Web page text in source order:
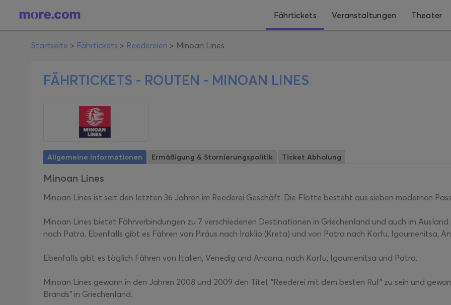
Fährtickets Veranstaltungen Theater
Startseite > Fährtickets > Reedereien > Minoan Lines
FÄHRTICKETS - ROUTEN - MINOAN LINES
Allgemeine Informationen Ermäßigung & Stornierungspolitik Ticket Abholung
Minoan Lines
Minoan Lines ist seit den letzten 36 Jahren im Reederei Geschäft. Die Flotte besteht aus sieben modernen
Minoan Lines bietet Fährverbindungen zu 7 verschiedenen Destinationen in Griechenland und auch im
nach Patra. Ebenfalls gibt es Fähren von Piräus nach Iraklio (Kreta) und von Patra nach Korfu, Igoumenitsa,
Ebenfalls gibt es täglich Fähren von Italien, Venedig und Ancona, nach Korfu, Igoumenitsa und Patra.
Minoan Lines gewann in den Jahren 2008 und 2009 den Titel, "Reederei mit dem besten Ruf" zu sein und
Brands" in Griechenland.